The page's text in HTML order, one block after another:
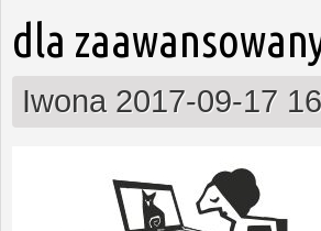
dla
Iwona 2017-09-17